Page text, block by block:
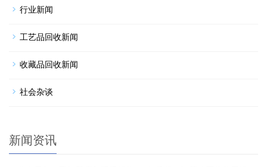
行业新闻
工艺品回收新闻
收藏品回收新闻
社会杂谈
新闻资讯